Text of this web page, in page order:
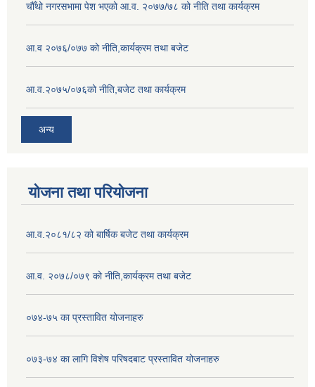
चौँथो नगरसभामा पेश भएको आ.व. २०७७/७८ को नीति तथा कार्यक्रम
आ.व २०७६/०७७ को नीति,कार्यक्रम तथा बजेट
आ.व.२०७५/०७६को नीति,बजेट तथा कार्यक्रम
अन्य
योजना तथा परियोजना
आ.व.२०८१/८२ को बार्षिक बजेट तथा कार्यक्रम
आ.व. २०७८/०७९ को नीति,कार्यक्रम तथा बजेट
०७४-७५ का प्रस्तावित योजनाहरु
०७३-७४ का लागि विशेष परिषदबाट प्रस्तावित योजनाहरु